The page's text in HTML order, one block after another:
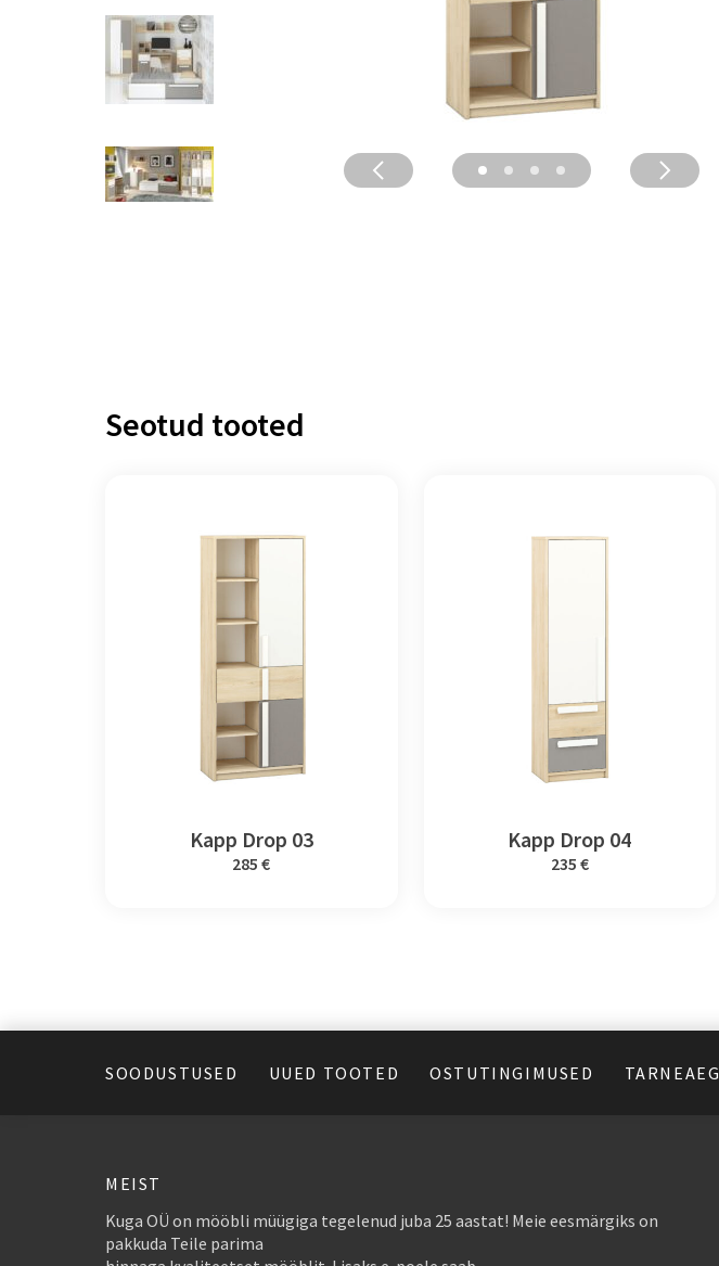
Seotud tooted
Kapp Drop 03
285 €
Kapp Drop 04
235 €
SOODUSTUSED UUED TOOTED OSTUTINGIMUSED TARNEAEG
MEIST
Kuga OÜ on mööbli müügiga tegelenud juba 25 aastat! Meie eesmärgiks on
pakkuda Teile parima